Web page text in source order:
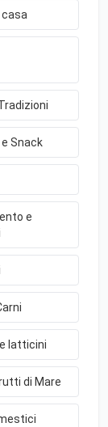
casa
Snack
e
latticini
di Mare